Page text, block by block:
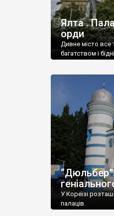
Ялта .
орди
Дивне місто все
багатством і
У Кореїзі
палаців.